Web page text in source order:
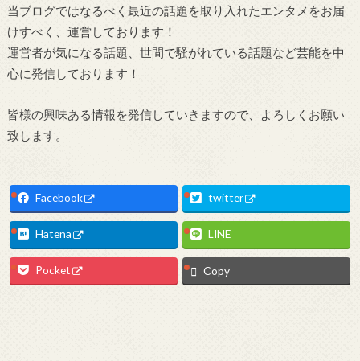
当ブログではなるべく最近の話題を取り入れたエンタメをお届
けすべく、運営しております！
運営者が気になる話題、世間で騒がれている話題など芸能を中
心に発信しております！
皆様の興味ある情報を発信していきますので、よろしくお願い
致します。
Facebook twitter
Hatena LINE
Pocket Copy